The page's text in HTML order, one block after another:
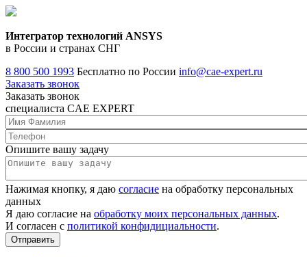
Интегратор технологий ANSYS
в России и странах СНГ
8 800 500 1993 Бесплатно по России info@cae-expert.ru
Заказать звонок
Заказать звонок
специалиста CAE EXPERT
Опишите вашу задачу
Нажимая кнопку, я даю согласие на обработку персональных
данных
Я даю согласие на обработку моих персональных данных.
И согласен с политикой конфидициальности.